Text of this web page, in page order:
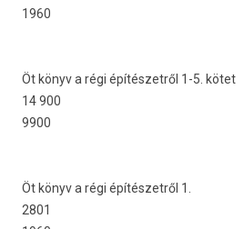
1960
Öt könyv a régi építészetről 1-5. kötet
14 900
9900
Öt könyv a régi építészetről 1.
2801